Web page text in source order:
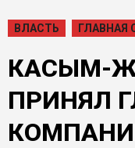
ВЛАСТЬ ГЛАВНАЯ
КАСЫМ-
ПРИНЯЛ